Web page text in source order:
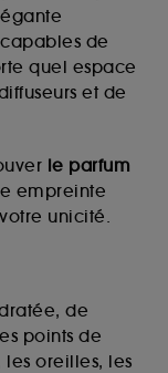
de
quel espace
et de
le parfum
empreinte
unicité.
de
points de
oreilles, les
sur des
la base
de votre
en ligne :
de
les